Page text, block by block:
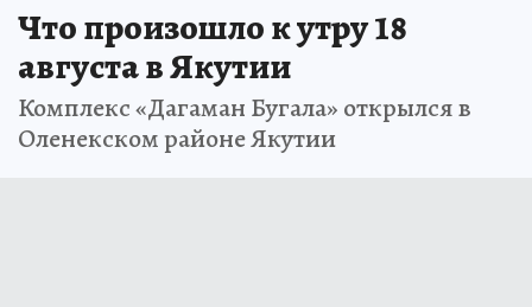
Что произошло к утру 18
августа в Якутии
Комплекс «Дагаман Бугала» открылся в
Оленекском районе Якутии